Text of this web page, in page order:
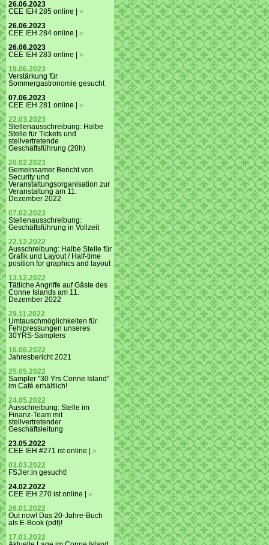
26.06.2023
CEE IEH 285 online | »
26.06.2023
CEE IEH 284 online | »
26.06.2023
CEE IEH 283 online | »
19.06.2023
Verstärkung für
Sommergastronomie gesucht
07.06.2023
CEE IEH 281 online | »
22.03.2023
Stellenausschreibung: Halbe
Stelle für Tickets und
stellvertretende
Geschäftsführung (20h)
20.02.2023
Gemeinsamer Bericht von
Security und
Veranstaltungsorganisation zur
Veranstaltung am 11.
Dezember 2022
07.02.2023
Stellenausschreibung:
Geschäftsführung in Vollzeit
22.12.2022
Ausschreibung: Halbe Stelle für
Grafik und Layout / Half-time
position for graphics and layout
13.12.2022
Tätliche Angriffe auf Gäste des
Conne Islands am 11.
Dezember 2022
29.11.2022
Umtauschmöglichkeiten für
Fehlpressungen unseres
30YRS-Samplers
16.06.2022
Jahresbericht 2021
25.05.2022
Sampler "30 Yrs Conne Island"
im Café erhältlich!
24.05.2022
Ausschreibung: Stelle im
Finanz-Team mit
stellvertretender
Geschäftsleitung
23.05.2022
CEE IEH #271 ist online | »
03.03.2022
FSJler:in gesucht!
24.02.2022
CEE IEH 270 ist online | »
26.01.2022
Out now! Das 20-Jahre-Buch
als E-Book (pdf)!
17.01.2022